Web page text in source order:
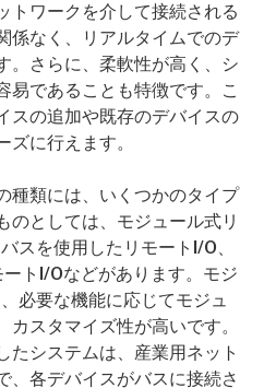
トワークを介して接続される
係なく、リアルタイムでのデ
。さらに、柔軟性が高く、シ
易であることも特徴です。こ
スの追加や既存のデバイスの
ズに行えます。
種類には、いくつかのタイプ
のとしては、モジュール式リ
スを使用したリモートI/O、
トI/Oなどがあります。モジ
必要な機能に応じてモジュ
カスタマイズ性が高いです。
たシステムは、産業用ネット
、各デバイスがバスに接続さ